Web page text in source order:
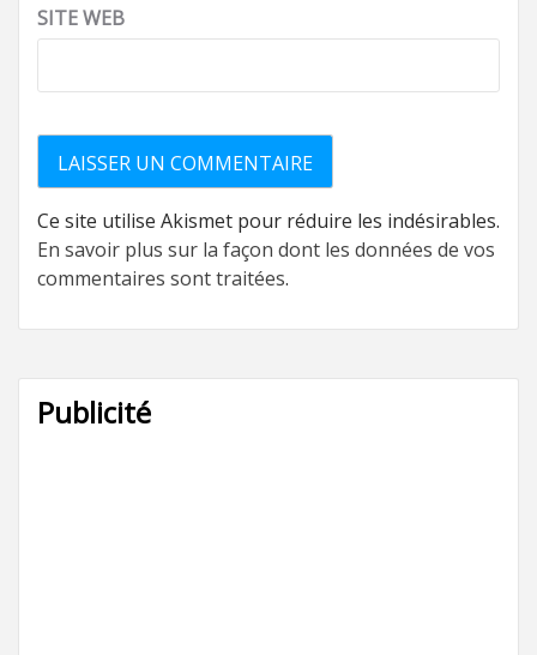
SITE WEB
Ce site utilise Akismet pour réduire les indésirables.
En savoir plus sur la façon dont les données de vos
commentaires sont traitées.
Publicité